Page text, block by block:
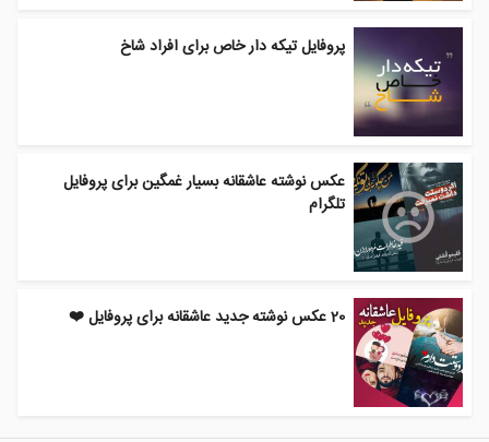
پروفایل تیکه دار خاص برای افراد شاخ
عکس نوشته عاشقانه بسیار غمگین برای پروفایل
تلگرام
20 عکس نوشته جدید عاشقانه برای پروفایل ❤️